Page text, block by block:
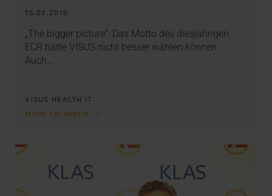
15.02.2019
„The bigger picture“: Das Motto des diesjährigen
ECR hätte VISUS nicht besser wählen können.
Auch…
VISUS HEALTH IT
MEHR ERFAHREN